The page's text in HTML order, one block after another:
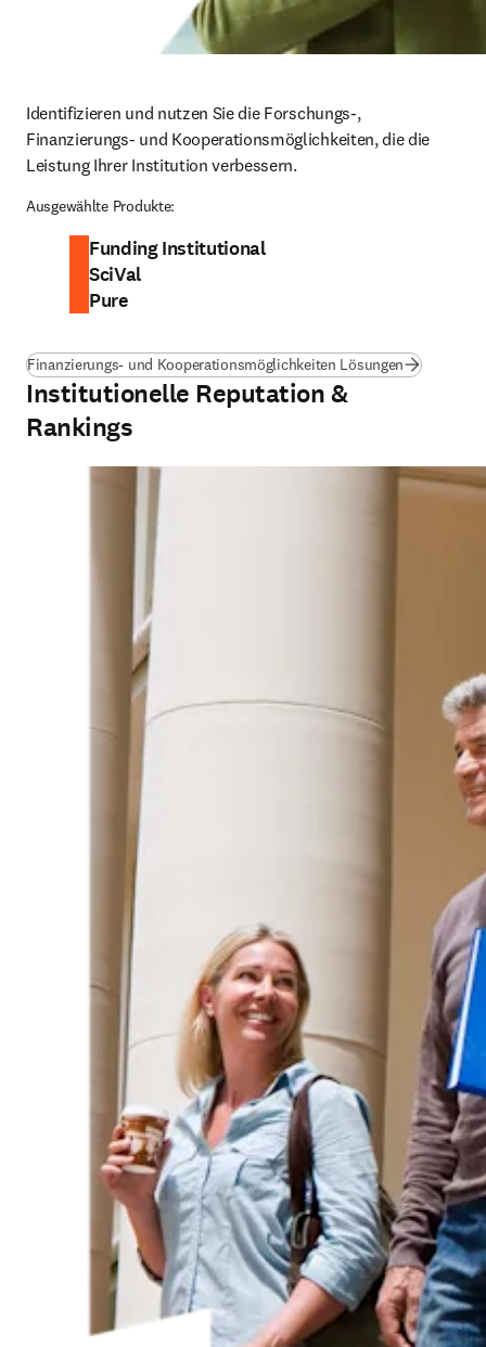
Identifizieren und nutzen Sie die Forschungs-,
Finanzierungs- und Kooperationsmöglichkeiten, die die
Leistung Ihrer Institution verbessern.
Ausgewählte Produkte:
Funding Institutional
SciVal
Pure
Finanzierungs- und Kooperationsmöglichkeiten Lösungen
Institutionelle Reputation &
Rankings